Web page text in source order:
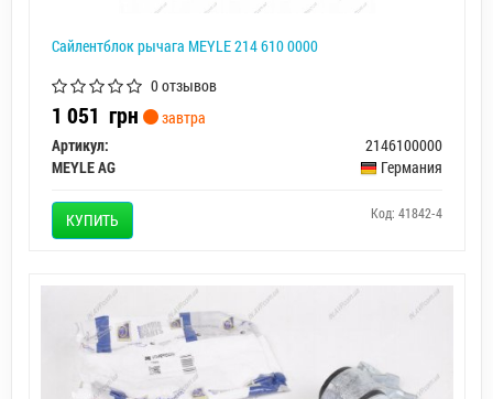
Сайлентблок рычага MEYLE 214 610 0000
0 отзывов
1 051 грн
завтра
Артикул:
2146100000
MEYLE AG
Германия
КУПИТЬ Код: 41842-4